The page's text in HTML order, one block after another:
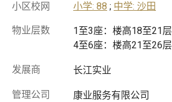
小区校网 小学: 88 ; 中学: 沙田
物业层数
1至3座：楼高18至21层
4至6座：楼高21至26层
发展商 长江实业
管理公司 康业服务有限公司